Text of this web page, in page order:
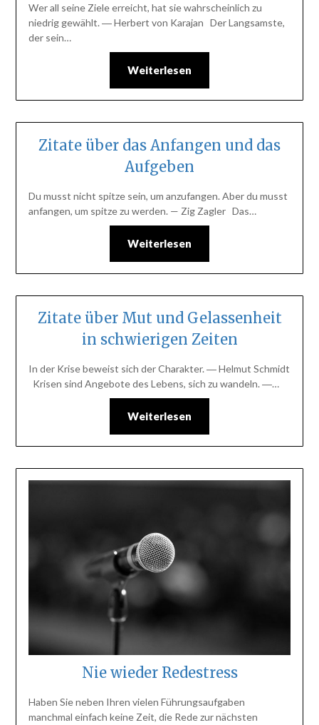
Wer all seine Ziele erreicht, hat sie wahrscheinlich zu
niedrig gewählt. ― Herbert von Karajan Der Langsamste,
der sein…
Weiterlesen
Zitate über das Anfangen und das
Aufgeben
Du musst nicht spitze sein, um anzufangen. Aber du musst
anfangen, um spitze zu werden. — Zig Zagler Das…
Weiterlesen
Zitate über Mut und Gelassenheit
in schwierigen Zeiten
In der Krise beweist sich der Charakter. ― Helmut Schmidt
Krisen sind Angebote des Lebens, sich zu wandeln. ―…
Weiterlesen
Nie wieder Redestress
Haben Sie neben Ihren vielen Führungsaufgaben
manchmal einfach keine Zeit, die Rede zur nächsten